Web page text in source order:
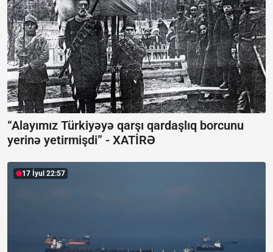
“Alayımız Türkiyəyə qarşı qardaşlıq borcunu
yerinə yetirmişdi” - XATİRƏ
17 İyul 22:57